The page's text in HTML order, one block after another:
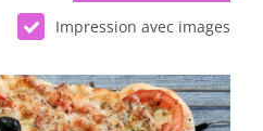
Impression avec images